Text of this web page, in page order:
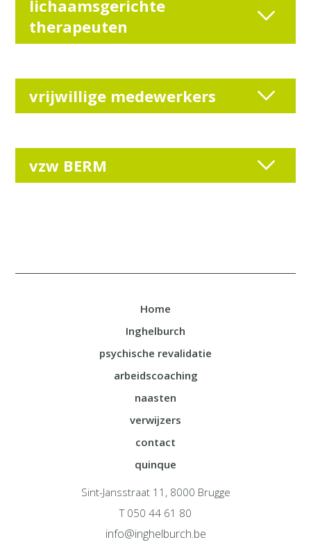
lichaamsgerichte
therapeuten
vrijwillige medewerkers
vzw BERM
Home
Inghelburch
psychische revalidatie
arbeidscoaching
naasten
verwijzers
contact
quinque
Sint-Jansstraat 11, 8000 Brugge
T 050 44 61 80
info@inghelburch.be